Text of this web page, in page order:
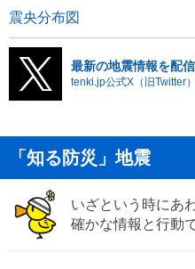
震央分布図
最新の地震情報を配信
tenki.jp公式X（旧Twitter
「知る防災」地震
いざという時にあ
確かな情報と行動